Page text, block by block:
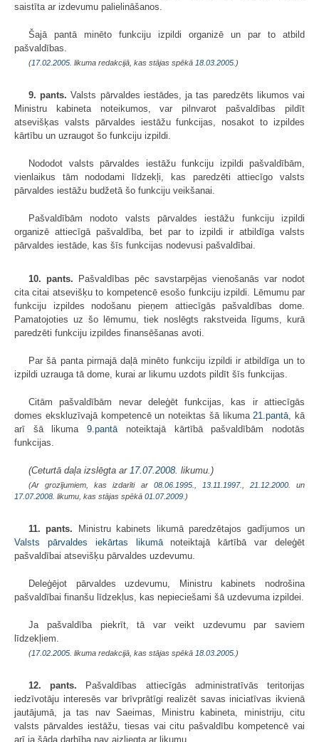
saistīta ar izdevumu palielināšanos.
Šajā pantā minēto funkciju izpildi organizē un par to atbild
pašvaldības.
(17.02.2005. likuma redakcijā, kas stājas spēkā 18.03.2005.)
9. pants. Valsts pārvaldes iestādes, ja tas paredzēts likumos vai
Ministru kabineta noteikumos, var pilnvarot pašvaldības pildīt
atsevišķas valsts pārvaldes iestāžu funkcijas, nosakot to izpildes
kārtību un uzraugot šo funkciju izpildi.
Nododot valsts pārvaldes iestāžu funkciju izpildi pašvaldībām,
vienlaikus tām nododami līdzekļi, kas paredzēti attiecīgo valsts
pārvaldes iestāžu budžetā šo funkciju veikšanai.
Pašvaldībām nodoto valsts pārvaldes iestāžu funkciju izpildi
organizē attiecīgā pašvaldība, bet par to izpildi ir atbildīga valsts
pārvaldes iestāde, kas šīs funkcijas nodevusi pašvaldībai.
10. pants. Pašvaldības pēc savstarpējas vienošanās var nodot
cita citai atsevišķu to kompetencē esošo funkciju izpildi. Lēmumu par
funkciju izpildes nodošanu pieņem attiecīgās pašvaldības dome.
Pamatojoties uz šo lēmumu, tiek noslēgts rakstveida līgums, kurā
paredzēti funkciju izpildes finansēšanas avoti.
Par šā panta pirmajā daļā minēto funkciju izpildi ir atbildīga un to
izpildi uzrauga tā dome, kurai ar likumu uzdots pildīt šīs funkcijas.
Citām pašvaldībām nevar deleģēt funkcijas, kas ir attiecīgās
domes ekskluzīvajā kompetencē un noteiktas šā likuma21.pantā, kā
arī šā likuma9.pantānoteiktajā kārtībā pašvaldībām nodotās
funkcijas.
(Ceturtā daļa izslēgta ar 17.07.2008. likumu.)
(Ar grozījumiem, kas izdarīti ar 08.06.1995., 13.11.1997., 21.12.2000. un
17.07.2008. likumu, kas stājas spēkā 01.07.2009.)
11. pants. Ministru kabinets likumā paredzētajos gadījumos un
Valsts pārvaldes iekārtas likumānoteiktajā kārtībā var deleģēt
pašvaldībai atsevišķu pārvaldes uzdevumu.
Deleģējot pārvaldes uzdevumu, Ministru kabinets nodrošina
pašvaldībai finanšu līdzekļus, kas nepieciešami šā uzdevuma izpildei.
Ja pašvaldība piekrīt, tā var veikt uzdevumu par saviem
līdzekļiem.
(17.02.2005. likuma redakcijā, kas stājas spēkā 18.03.2005.)
12. pants. Pašvaldības attiecīgās administratīvās teritorijas
iedzīvotāju interesēs var brīvprātīgi realizēt savas iniciatīvas ikvienā
jautājumā, ja tas nav Saeimas, Ministru kabineta, ministriju, citu
valsts pārvaldes iestāžu, tiesas vai citu pašvaldību kompetencē vai
arī ja šāda darbība nav aizliegta ar likumu.